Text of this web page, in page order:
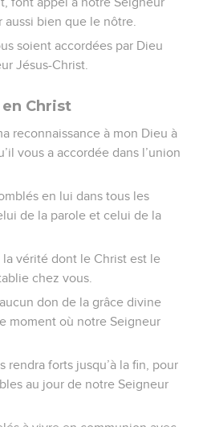
bien que le nôtre.
soient accordées par Dieu
Jésus-Christ.
Christ
reconnaissance à mon Dieu à
vous a accordée dans l’union
en lui dans tous les
de la parole et celui de la
la vérité dont le Christ est le
chez vous.
don de la grâce divine
moment où notre Seigneur
rendra forts jusqu’à la fin, pour
au jour de notre Seigneur